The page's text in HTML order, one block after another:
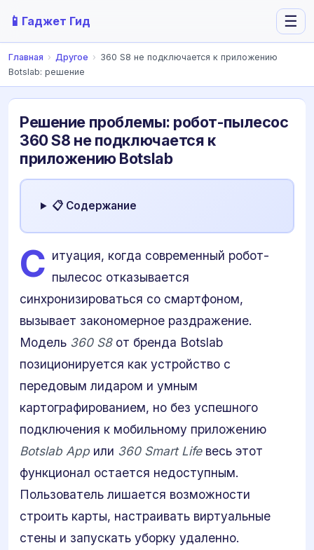
📱 Гаджет Гид ☰
Главная › Другое › 360 S8 не подключается к приложению
Botslab: решение
Решение проблемы: робот-пылесос
360 S8 не подключается к
приложению Botslab
📋 Содержание
С итуация, когда современный робот-
пылесос отказывается
синхронизироваться со смартфоном,
вызывает закономерное раздражение.
Модель 360 S8от бренда Botslab
позиционируется как устройство с
передовым лидаром и умным
картографированием, но без успешного
подключения к мобильному приложению
Botslab App или 360 Smart Lifeвесь этот
функционал остается недоступным.
Пользователь лишается возможности
строить карты, настраивать виртуальные
стены и запускать уборку удаленно.